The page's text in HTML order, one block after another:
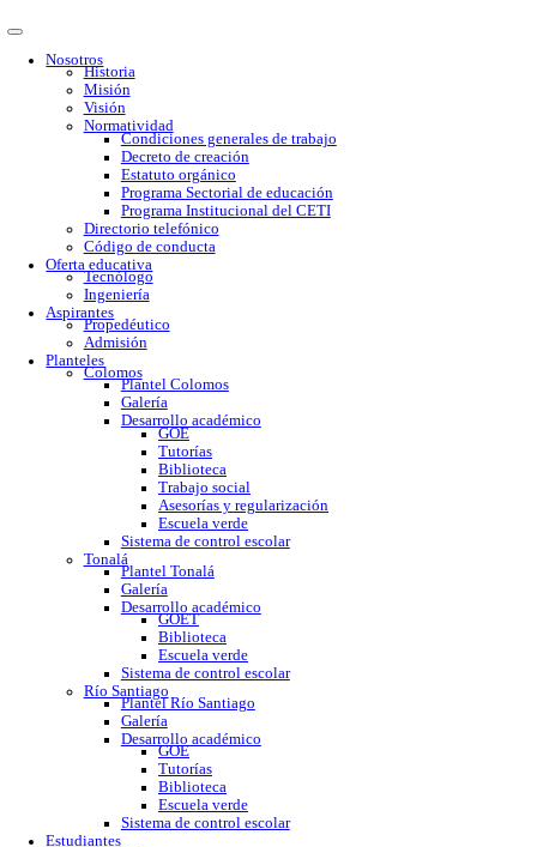
Nosotros
Historia
Misión
Visión
Normatividad
Condiciones generales de trabajo
Decreto de creación
Estatuto orgánico
Programa Sectorial de educación
Programa Institucional del CETI
Directorio telefónico
Código de conducta
Oferta educativa
Tecnólogo
Ingeniería
Aspirantes
Propedéutico
Admisión
Colomos
Plantel Colomos
Galería
Desarrollo académico
GOE
Tutorías
Trabajo social
Asesorías y regularización
Escuela verde
Sistema de control escolar
Tonalá
Plantel Tonalá
Galería
Desarrollo académico
GOET
Biblioteca
Escuela verde